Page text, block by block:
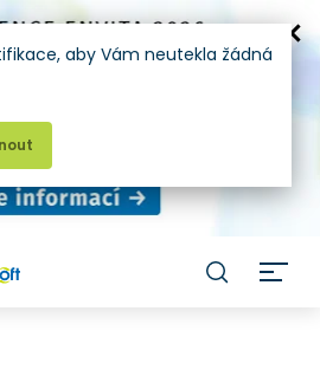
aby Vám neutekla žádná